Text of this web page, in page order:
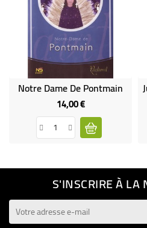
Notre Dame De Pontmain
14,00 €Prix
S'INSCRIRE À LA